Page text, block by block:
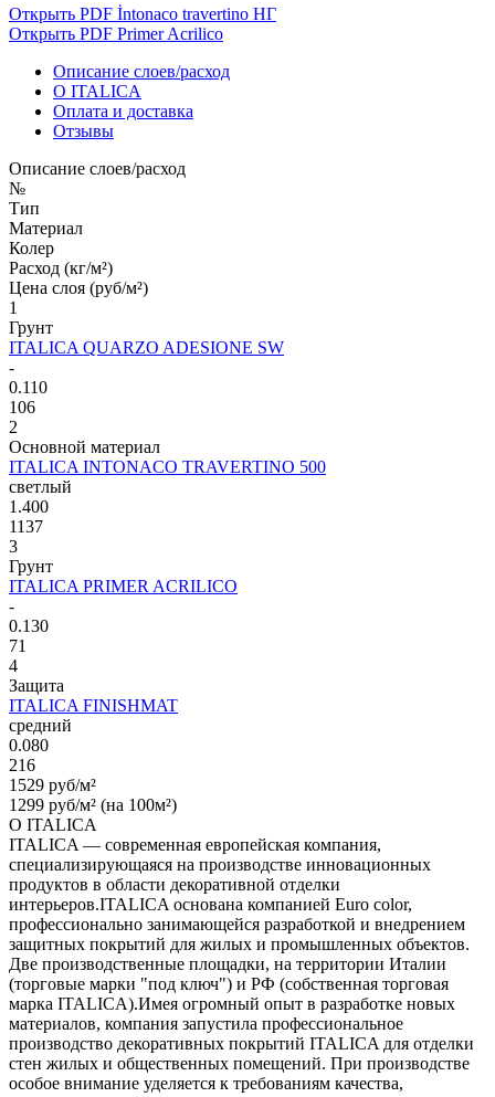
Открыть PDF İntonaco travertino НГ
Открыть PDF Primer Acrilico
Описание слоев/расход
О ITALICA
Оплата и доставка
Отзывы
Описание слоев/расход
№
Тип
Материал
Колер
Расход (кг/м²)
Цена слоя (руб/м²)
1
Грунт
ITALICA QUARZO ADESIONE SW
-
0.110
106
2
Основной материал
ITALICA INTONACO TRAVERTINO 500
светлый
1.400
1137
3
Грунт
ITALICA PRIMER ACRILICO
-
0.130
71
4
Защита
ITALICA FINISHMAT
средний
0.080
216
1529 руб/м²
1299 руб/м² (на 100м²)
О ITALICA
ITALICA — современная европейская компания,
специализирующаяся на производстве инновационных
продуктов в области декоративной отделки
интерьеров.ITALICA основана компанией Euro color,
профессионально занимающейся разработкой и внедрением
защитных покрытий для жилых и промышленных объектов.
Две производственные площадки, на территории Италии
(торговые марки "под ключ") и РФ (собственная торговая
марка ITALICA).Имея огромный опыт в разработке новых
материалов, компания запустила профессиональное
производство декоративных покрытий ITALICA для отделки
стен жилых и общественных помещений. При производстве
особое внимание уделяется к требованиям качества,